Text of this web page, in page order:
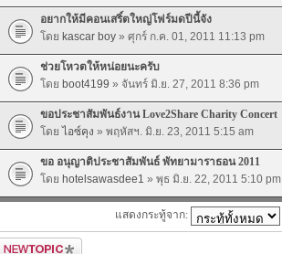
อยากให้มีคอนเสริ์ตใหญ่โฟร์มดปีนี้จัง
โดย kascar boy » ศุกร์ ก.ค. 01, 2011 11:13 pm
ช่วยโหวตให้หน่อยนะครับ
โดย boot4199 » จันทร์ มิ.ย. 27, 2011 8:36 pm
ขอประชาสัมพันธ์งาน Love2Share Charity Concert
โดย ไอซ์คุง » พฤหัสฯ. มิ.ย. 23, 2011 5:15 am
ขอ อนุญาติประชาสัมพันธ์ พัทยามาราธอน 2011
โดย hotelsawasdee1 » พุธ มิ.ย. 22, 2011 5:10 pm
แสดงกระทู้จาก:
ตั้งกระทู้ใหม่